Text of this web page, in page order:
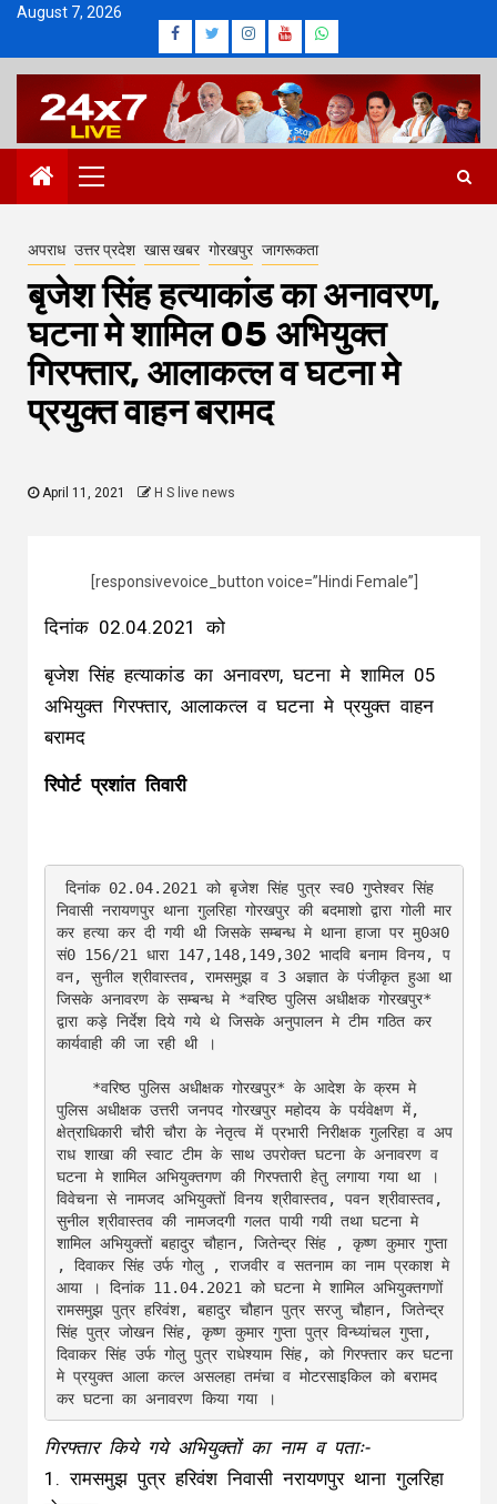
Skip
content
August 7, 2026
Facebook
Twitter
Instagram
Youtube
Whatsapp
Primary
Menu
अपराध उत्तर प्रदेश खास खबर गोरखपुर जागरूकता
बृजेश सिंह हत्याकांड का अनावरण,
घटना मे शामिल 05 अभियुक्त
गिरफ्तार, आलाकत्ल व घटना मे
प्रयुक्त वाहन बरामद
April 11, 2021 H S live news
[responsivevoice_button voice=”Hindi Female”]
दिनांक 02.04.2021 को
बृजेश सिंह हत्याकांड का अनावरण, घटना मे शामिल 05
अभियुक्त गिरफ्तार, आलाकत्ल व घटना मे प्रयुक्त वाहन
बरामद
रिपोर्ट प्रशांत तिवारी
निवासी नरायणपुर थाना गुलरिहा गोरखपुर की बदमाशो द्वारा गोली मार
कर हत्या कर दी गयी थी जिसके सम्बन्ध मे थाना हाजा पर मु0अ0
सं0 156/21 धारा 147,148,149,302 भादवि बनाम विनय, प
वन, सुनील श्रीवास्तव, रामसमुझ व 3 अज्ञात के पंजीकृत हुआ था
जिसके अनावरण के सम्बन्ध मे *वरिष्ठ पुलिस अधीक्षक गोरखपुर*
द्वारा कड़े निर्देश दिये गये थे जिसके अनुपालन मे टीम गठित कर
कार्यवाही की जा रही थी ।
पुलिस अधीक्षक उत्तरी जनपद गोरखपुर महोदय के पर्यवेक्षण में,
क्षेत्राधिकारी चौरी चौरा के नेतृत्व में प्रभारी निरीक्षक गुलरिहा व अप
राध शाखा की स्वाट टीम के साथ उपरोक्त घटना के अनावरण व
घटना मे शामिल अभियुक्तगण की गिरफ्तारी हेतु लगाया गया था ।
विवेचना से नामजद अभियुक्तों विनय श्रीवास्तव, पवन श्रीवास्तव,
सुनील श्रीवास्तव की नामजदगी गलत पायी गयी तथा घटना मे
शामिल अभियुक्तों बहादुर चौहान, जितेन्द्र सिंह , कृष्ण कुमार गुप्ता
, दिवाकर सिंह उर्फ गोलु , राजवीर व सतनाम का नाम प्रकाश मे
आया । दिनांक 11.04.2021 को घटना मे शामिल अभियुक्तगणों
रामसमुझ पुत्र हरिवंश, बहादुर चौहान पुत्र सरजु चौहान, जितेन्द्र
सिंह पुत्र जोखन सिंह, कृष्ण कुमार गुप्ता पुत्र विन्ध्यांचल गुप्ता,
दिवाकर सिंह उर्फ गोलु पुत्र राधेश्याम सिंह, को गिरफ्तार कर घटना
मे प्रयुक्त आला कत्ल असलहा तमंचा व मोटरसाइकिल को बरामद
गिरफ्तार किये गये अभियुक्तों का नाम व पताः-
1. रामसमुझ पुत्र हरिवंश निवासी नरायणपुर थाना गुलरिहा